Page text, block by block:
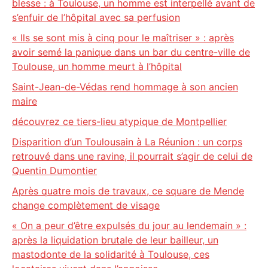
blesse : à Toulouse, un homme est interpellé avant de
s’enfuir de l’hôpital avec sa perfusion
« Ils se sont mis à cinq pour le maîtriser » : après
avoir semé la panique dans un bar du centre-ville de
Toulouse, un homme meurt à l’hôpital
Saint-Jean-de-Védas rend hommage à son ancien
maire
découvrez ce tiers-lieu atypique de Montpellier
Disparition d’un Toulousain à La Réunion : un corps
retrouvé dans une ravine, il pourrait s’agir de celui de
Quentin Dumontier
Après quatre mois de travaux, ce square de Mende
change complètement de visage
« On a peur d’être expulsés du jour au lendemain » :
après la liquidation brutale de leur bailleur, un
mastodonte de la solidarité à Toulouse, ces